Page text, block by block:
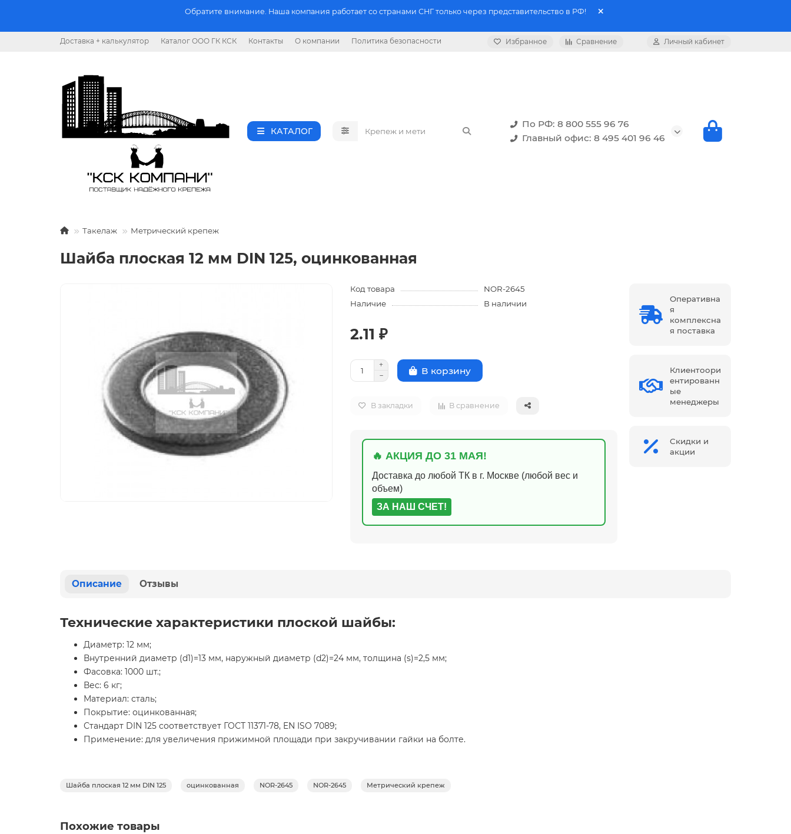
Обратите внимание. Наша компания работает со странами СНГ только через представительство в РФ!
Доставка + калькулятор Каталог ООО ГК КСК Контакты О компании Политика безопасности Избранное Сравнение Личный кабинет
КАТАЛОГ
По РФ: 8 800 555 96 76
Главный офис: 8 495 401 96 46
Такелаж Метрический крепеж
Шайба плоская 12 мм DIN 125, оцинкованная
Код товара
NOR-2645
Наличие
В наличии
2.11 ₽
В корзину
В закладки В сравнение
🔥 АКЦИЯ ДО 31 МАЯ!
Доставка до любой ТК в г. Москве (любой вес и
объем)
ЗА НАШ СЧЕТ!
Оперативна
я
комплексна
я поставка
Клиентоори
ентированн
ые
менеджеры
Скидки и
акции
Описание Отзывы
Технические характеристики плоской шайбы:
Диаметр: 12 мм;
Внутренний диаметр (d1)=13 мм, наружный диаметр (d2)=24 мм, толщина (s)=2,5 мм;
Фасовка: 1000 шт.;
Вес: 6 кг;
Материал: сталь;
Покрытие: оцинкованная;
Стандарт DIN 125 соответствует ГОСТ 11371-78, EN ISO 7089;
Применение: для увеличения прижимной площади при закручивании гайки на болте.
Шайба плоская 12 мм DIN 125 оцинкованная NOR-2645 NOR-2645 Метрический крепеж
Похожие товары